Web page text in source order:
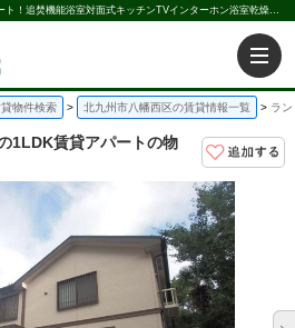
ランドコア木屋瀬 木屋瀬の1LDK賃貸アパート！追焚機能浴室対面式キッチンTVインターホン浴室乾燥機LGBTQフレンドリー｜株式会社ハウス倶楽部
物件検索 北九州市八幡西区の賃貸情報一覧 ラ
1LDK賃貸アパートの物